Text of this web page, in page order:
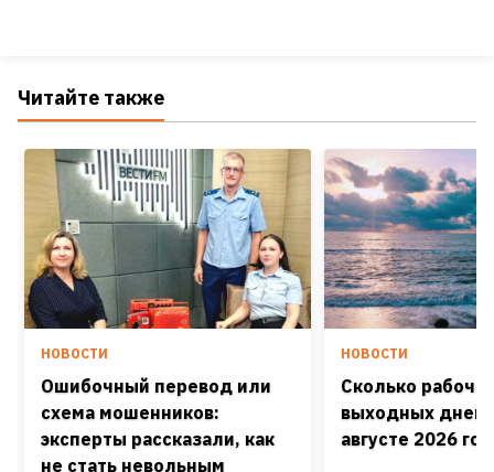
Читайте также
НОВОСТИ
Ошибочный перевод или
схема мошенников:
эксперты рассказали, как
не стать невольным
НОВОСТИ
Сколько
выходных дней
августе 2026